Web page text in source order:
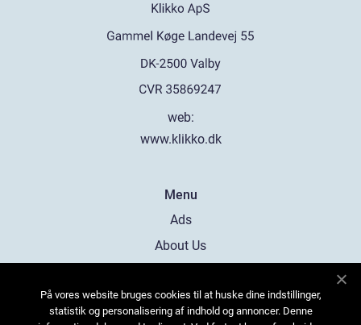
web:
www.klikko.dk
Menu
Ads
About Us
Contact
På vores website bruges cookies til at huske dine indstillinger,
statistik og personalisering af indhold og annoncer. Denne